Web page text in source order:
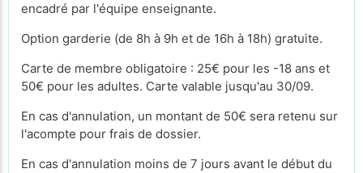
encadré par l'équipe enseignante.
Option garderie (de 8h à 9h et de 16h à 18h) gratuite.
Carte de membre obligatoire : 25€ pour les -18 ans et
50€ pour les adultes. Carte valable jusqu'au 30/09.
En cas d'annulation, un montant de 50€ sera retenu sur
l'acompte pour frais de dossier.
En cas d'annulation moins de 7 jours avant le début du